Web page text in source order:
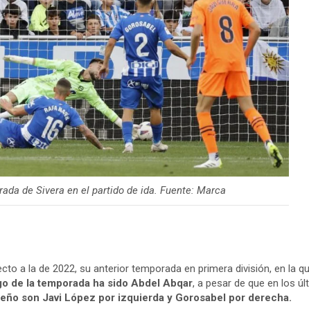
de Sivera en el partido de ida. Fuente: Marca
a la de 2022, su anterior temporada en primera división, en la
de la temporada ha sido Abdel Abqar, a pesar de que en los
son Javi López por izquierda y Gorosabel por derecha.